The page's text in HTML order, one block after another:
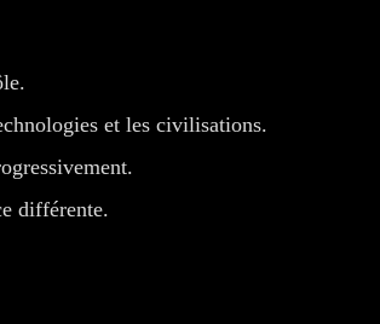
et les civilisations.
différente.